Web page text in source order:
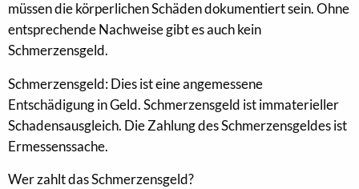
müssen die körperlichen Schäden dokumentiert sein. Ohne
entsprechende Nachweise gibt es auch kein
Schmerzensgeld.
Schmerzensgeld: Dies ist eine angemessene
Entschädigung in Geld. Schmerzensgeld ist immaterieller
Schadensausgleich. Die Zahlung des Schmerzensgeldes ist
Ermessenssache.
Wer zahlt das Schmerzensgeld?